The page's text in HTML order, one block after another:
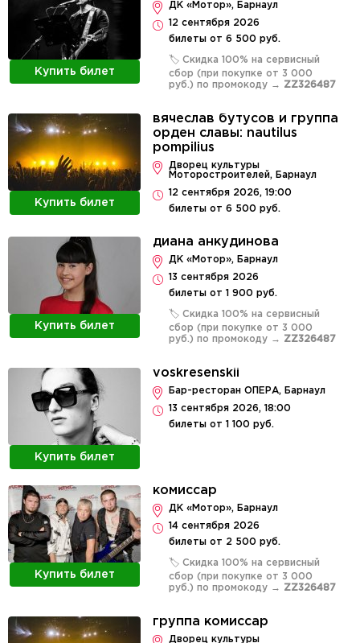
Купить билет
ДК «Мотор», Барнаул
12 сентября 2026
билеты от 6 500 руб.
🏷️ Скидка 100% на сервисный
сбор (при покупке от 3 000
руб.) по промокоду → ZZ326487
Купить билет
вячеслав бутусов и группа
орден славы: nautilus
pompilius
Дворец культуры
Моторостроителей, Барнаул
12 сентября 2026, 19:00
билеты от 6 500 руб.
Купить билет
диана анкудинова
ДК «Мотор», Барнаул
13 сентября 2026
билеты от 1 900 руб.
🏷️ Скидка 100% на сервисный
сбор (при покупке от 3 000
руб.) по промокоду → ZZ326487
Купить билет
voskresenskii
Бар-ресторан ОПЕРА, Барнаул
13 сентября 2026, 18:00
билеты от 1 100 руб.
Купить билет
комиссар
ДК «Мотор», Барнаул
14 сентября 2026
билеты от 2 500 руб.
🏷️ Скидка 100% на сервисный
сбор (при покупке от 3 000
руб.) по промокоду → ZZ326487
группа комиссар
Дворец культуры